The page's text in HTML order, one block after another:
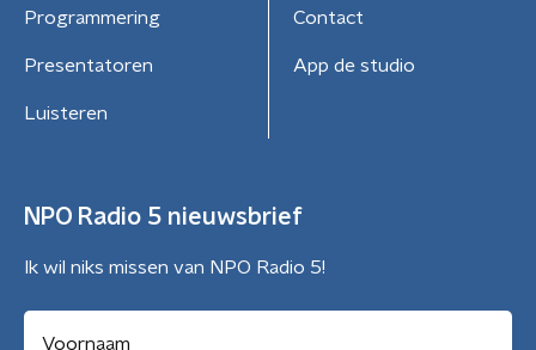
Programmering
Presentatoren
Luisteren
Contact
App de studio
NPO Radio 5 nieuwsbrief
Ik wil niks missen van NPO Radio 5!